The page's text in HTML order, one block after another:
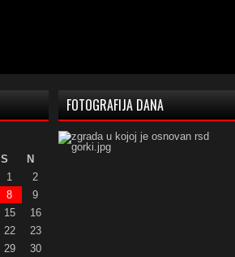
S
N
1
2
8
9
15
16
22
23
29 30
FOTOGRAFIJA DANA